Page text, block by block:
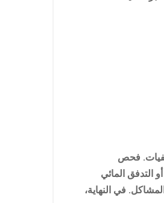
فحص
التدفق المائي
في النهاية،